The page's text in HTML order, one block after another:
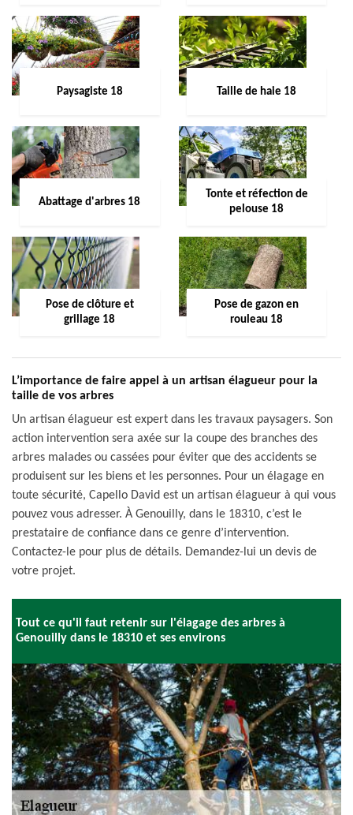
Paysagiste 18 Taille de haie 18
Abattage d'arbres 18
Tonte et réfection de
pelouse 18
Pose de clôture et
grillage 18
Pose de gazon en
rouleau 18
L’importance de faire appel à un artisan élagueur pour la
taille de vos arbres
Un artisan élagueur est expert dans les travaux paysagers. Son
action intervention sera axée sur la coupe des branches des
arbres malades ou cassées pour éviter que des accidents se
produisent sur les biens et les personnes. Pour un élagage en
toute sécurité, Capello David est un artisan élagueur à qui vous
pouvez vous adresser. À Genouilly, dans le 18310, c’est le
prestataire de confiance dans ce genre d’intervention.
Contactez-le pour plus de détails. Demandez-lui un devis de
votre projet.
Tout ce qu'il faut retenir sur l'élagage des arbres à
Genouilly dans le 18310 et ses environs